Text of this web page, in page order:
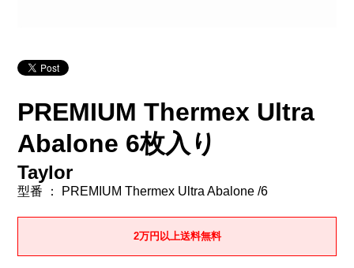
PREMIUM Thermex Ultra
Abalone 6枚入り
Taylor
型番 ： PREMIUM Thermex Ultra Abalone /6
2万円以上送料無料